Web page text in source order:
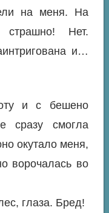
на меня. На
Нет.
и…
и с бешено
сразу смогла
окутало меня,
ворочалась во
глаза. Бред!